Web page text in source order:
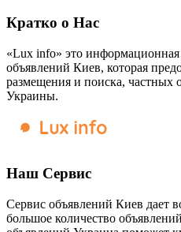
Кратко о Нас
«Lux info» это информационная
объявлений Киев, которая
размещения и поиска, частных
Украины.
Наш Сервис
Сервис объявлений Киев дает
большое количество